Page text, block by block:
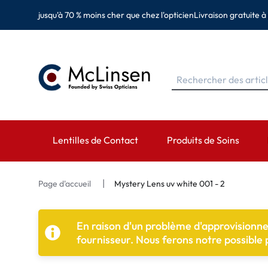
jusqu'à 70 % moins cher que chez l'opticienLivraison gratuite
Lentilles de Contact
MARQUES
EyeDefinition
Acuvue
CATÉGORIES
Lentilles
Lentilles toriques
Lentilles
Produits de Soins
MARQUES
Eversee
EyeDefinition
Page d'accueil Mystery Lens uv white 001 - 2
En raison d'un problème
fournisseur. Nous ferons notre